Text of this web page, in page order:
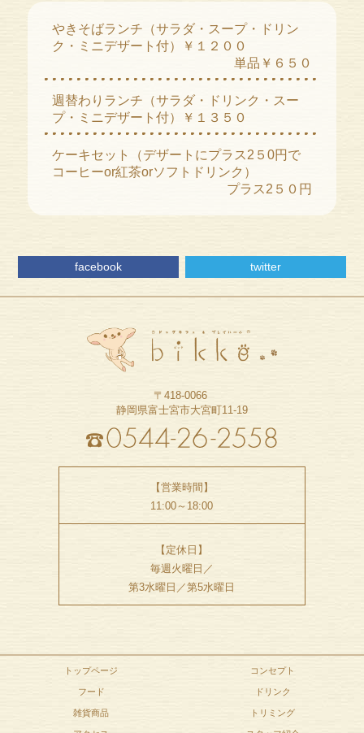
やきそばランチ（サラダ・スープ・ドリン
ク・ミニデザート付）￥１２００
単品￥６５０
週替わりランチ（サラダ・ドリンク・スー
プ・ミニデザート付）￥１３５０
ケーキセット（デザートにプラス2５0円で
コーヒーor紅茶orソフトドリンク）
プラス2５０円
facebook twitter
〒418-0066
静岡県富士宮市大宮町11-19
【営業時間】
11:00～18:00
【定休日】
毎週火曜日／
第3水曜日／第5水曜日
トップページ コンセプト
フード ドリンク
雑貨商品 トリミング